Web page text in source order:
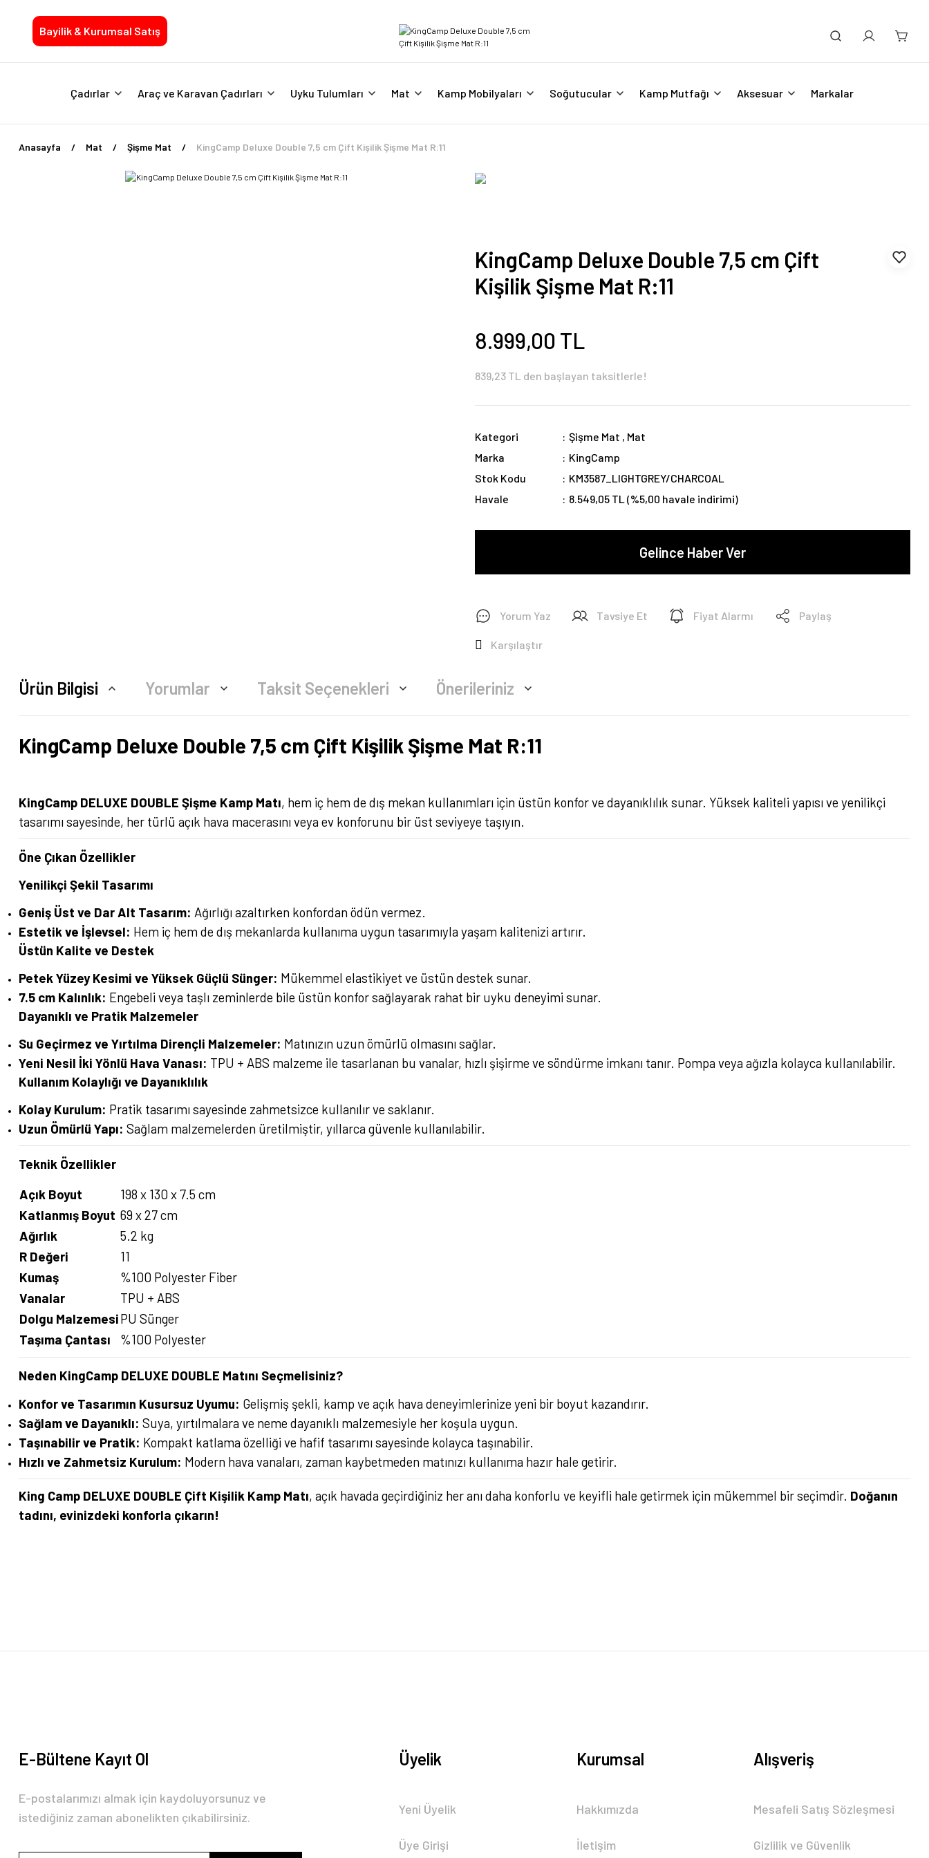
Bayilik & Kurumsal Satış
Çadırlar Araç ve Karavan Çadırları Uyku Tulumları Mat Kamp Mobilyaları Soğutucular Kamp Mutfağı Aksesuar Markalar
Anasayfa Mat Şişme Mat KingCamp Deluxe Double 7,5 cm Çift Kişilik Şişme Mat R:11
KingCamp Deluxe Double 7,5 cm Çift
Kişilik Şişme Mat R:11
8.999,00 TL
839,23 TL den başlayan taksitlerle!
Kategori Şişme Mat , Mat
Marka
KingCamp
Stok Kodu
KM3587_LIGHTGREY/CHARCOAL
Havale
8.549,05 TL (%5,00 havale indirimi)
Gelince Haber Ver
Yorum Yaz Tavsiye Et Fiyat Alarmı Paylaş
Karşılaştır
Ürün Bilgisi Yorumlar Taksit Seçenekleri Önerileriniz
KingCamp Deluxe Double 7,5 cm Çift Kişilik Şişme Mat R:11
KingCamp DELUXE DOUBLE Şişme Kamp Matı, hem iç hem de dış mekan kullanımları için üstün konfor ve dayanıklılık sunar. Yüksek kaliteli yapısı ve yenilikçi
tasarımı sayesinde, her türlü açık hava macerasını veya ev konforunu bir üst seviyeye taşıyın.
Öne Çıkan Özellikler
Yenilikçi Şekil Tasarımı
Geniş Üst ve Dar Alt Tasarım: Ağırlığı azaltırken konfordan ödün vermez.
Estetik ve İşlevsel: Hem iç hem de dış mekanlarda kullanıma uygun tasarımıyla yaşam kalitenizi artırır.
Üstün Kalite ve Destek
Petek Yüzey Kesimi ve Yüksek Güçlü Sünger: Mükemmel elastikiyet ve üstün destek sunar.
7.5 cm Kalınlık: Engebeli veya taşlı zeminlerde bile üstün konfor sağlayarak rahat bir uyku deneyimi sunar.
Dayanıklı ve Pratik Malzemeler
Su Geçirmez ve Yırtılma Dirençli Malzemeler: Matınızın uzun ömürlü olmasını sağlar.
Yeni Nesil İki Yönlü Hava Vanası: TPU + ABS malzeme ile tasarlanan bu vanalar, hızlı şişirme ve söndürme imkanı tanır. Pompa veya ağızla kolayca kullanılabilir.
Kullanım Kolaylığı ve Dayanıklılık
Kolay Kurulum: Pratik tasarımı sayesinde zahmetsizce kullanılır ve saklanır.
Uzun Ömürlü Yapı: Sağlam malzemelerden üretilmiştir, yıllarca güvenle kullanılabilir.
Teknik Özellikler
Açık Boyut
198 x 130 x 7.5 cm
Katlanmış Boyut 69 x 27 cm
Ağırlık
5.2 kg
R Değeri
11
Kumaş
%100 Polyester Fiber
Vanalar
TPU + ABS
Dolgu MalzemesiPU Sünger
Taşıma Çantası
%100 Polyester
Neden KingCamp DELUXE DOUBLE Matını Seçmelisiniz?
Konfor ve Tasarımın Kusursuz Uyumu: Gelişmiş şekli, kamp ve açık hava deneyimlerinize yeni bir boyut kazandırır.
Sağlam ve Dayanıklı: Suya, yırtılmalara ve neme dayanıklı malzemesiyle her koşula uygun.
Taşınabilir ve Pratik: Kompakt katlama özelliği ve hafif tasarımı sayesinde kolayca taşınabilir.
Hızlı ve Zahmetsiz Kurulum: Modern hava vanaları, zaman kaybetmeden matınızı kullanıma hazır hale getirir.
King Camp DELUXE DOUBLE Çift Kişilik Kamp Matı, açık havada geçirdiğiniz her anı daha konforlu ve keyifli hale getirmek için mükemmel bir seçimdir. Doğanın
tadını, evinizdeki konforla çıkarın!
E-Bültene Kayıt Ol
E-postalarımızı almak için kaydoluyorsunuz ve
istediğiniz zaman abonelikten çıkabilirsiniz.
Üyelik
Yeni Üyelik
Üye Girişi
Kurumsal
Hakkımızda
İletişim
Alışveriş
Mesafeli Satış Sözleşmesi
Gizlilik ve Güvenlik